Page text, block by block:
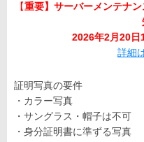
【重要】サーバーメンテナ
2026年2月20日
詳細
証明写真の要件
・カラー写真
・サングラス・帽子は不可
・身分証明書に準ずる写真